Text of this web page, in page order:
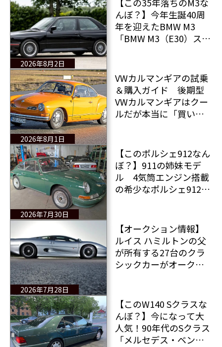
2026年8月2日
んぼ？】今年生誕40周
年を迎えたBMW M3
「BMW M3（E30）スポ
落札された！
2026年8月1日
VWカルマンギアの試乗
＆購入ガイド 後期型
VWカルマンギアはクー
ルだが本当に「買い」
2026年7月30日
【このポルシェ912なん
ぼ？】911の姉妹モデ
ル 4気筒エンジン搭載
の希少なポルシェ912が
は…
2026年7月28日
【オークション情報】
ルイス ハミルトンの父
が所有する27台のクラ
シックカーがオークシ
円と想定されている！
【このW140 Sクラスな
んぼ？】今になって大
人気！90年代のSクラス
「メルセデス・ベンツ